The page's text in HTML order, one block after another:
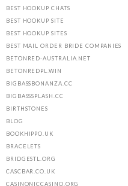
BEST HOOKUP CHATS
BEST HOOKUP SITE
BEST HOOKUP SITES
BEST MAIL ORDER BRIDE COMPANIES
BETONRED-AUSTRALIA.NET
BETONREDPL.WIN
BIGBASSBONANZA.CC
BIGBASSSPLASH.CC
BIRTHSTONES
BLOG
BOOKHIPPO.UK
BRACELETS
BRIDGESTL.ORG
CASCBAR.CO.UK
CASINONICCASINO.ORG